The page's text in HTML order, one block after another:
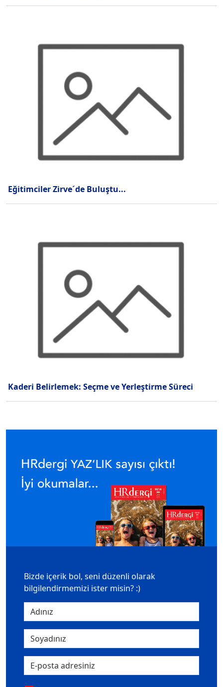
Eğitimciler Zirve´de Buluştu...
Kaderi Belirlemek: Seçme ve Yerleştirme Süreci
Bizde içerik bol, seni düzenli olarak
bilgilendirmemizi ister misin? :)